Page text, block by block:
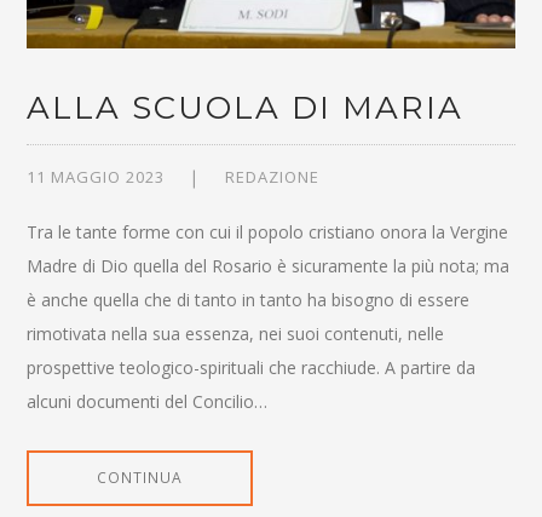
ALLA SCUOLA DI MARIA
11 MAGGIO 2023 REDAZIONE
Tra le tante forme con cui il popolo cristiano onora la Vergine
Madre di Dio quella del Rosario è sicuramente la più nota; ma
è anche quella che di tanto in tanto ha bisogno di essere
rimotivata nella sua essenza, nei suoi contenuti, nelle
prospettive teologico-spirituali che racchiude. A partire da
alcuni documenti del Concilio…
CONTINUA